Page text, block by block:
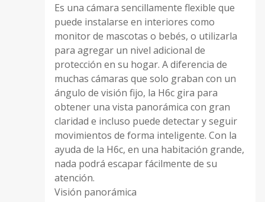
Es una cámara sencillamente flexible que
puede instalarse en interiores como
monitor de mascotas o bebés, o utilizarla
para agregar un nivel adicional de
protección en su hogar. A diferencia de
muchas cámaras que solo graban con un
ángulo de visión fijo, la H6c gira para
obtener una vista panorámica con gran
claridad e incluso puede detectar y seguir
movimientos de forma inteligente. Con la
ayuda de la H6c, en una habitación grande,
nada podrá escapar fácilmente de su
atención.
Visión panorámica